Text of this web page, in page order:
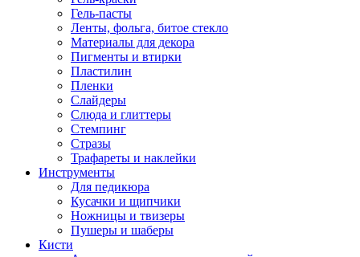
Гель-пасты
Ленты, фольга, битое стекло
Материалы для декора
Пигменты и втирки
Пластилин
Пленки
Слайдеры
Слюда и глиттеры
Стемпинг
Стразы
Трафареты и наклейки
Инструменты
Для педикюра
Кусачки и щипчики
Ножницы и твизеры
Пушеры и шаберы
Кисти